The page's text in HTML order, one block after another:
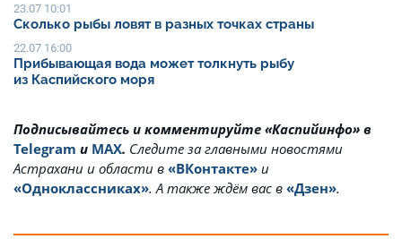
23.07 10:01
Сколько рыбы ловят в разных точках страны
22.07 16:00
Прибывающая вода может толкнуть рыбу
из Каспийского моря
Подписывайтесь и комментируйте «Каспийинфо» в
Telegram и MAX. Cледите за главными новостями
Астрахани и области в «ВКонтакте» и
«Одноклассниках». А также ждём вас в «Дзен».